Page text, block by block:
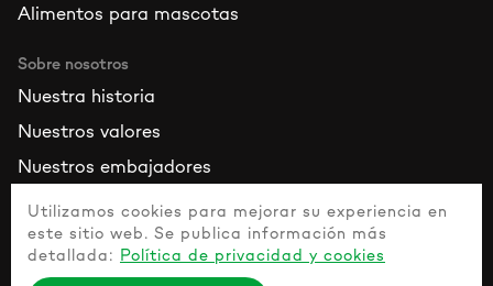
Alimentos para mascotas
Sobre nosotros
Nuestra historia
Nuestros valores
Nuestros embajadores
Recursos
Contacta con nosotros
Utilizamos cookies para mejorar su experiencia en
este sitio web. Se publica información más
detallada: Política de privacidad y cookies